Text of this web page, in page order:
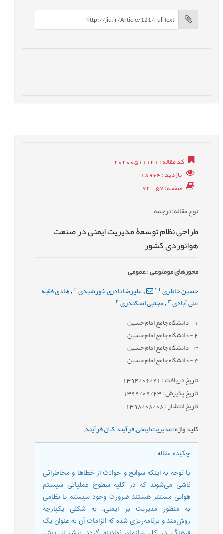
کد مقاله: 20200511121
بازدید: 18964
صفحه: 57 - 72
نوع مقاله: ترجمه
طراحی نظام توسعۀ مدیریت ایمنی در صنعت
هوانوردی کشور
محورهای موضوعی:عمومى
حسین خانلری *
,علیرضا نادری خورشیدی 2
, هادی فقیه
علی آبادی 3
,مجتبی اسکندری 4
- دانشگاه جامع امام حسین
2- دانشگاه جامع امام حسین
3- دانشگاه جامع امام حسین
4- دانشگاه جامع امام حسین
تاریخ دریافت : 1394/06/21
تاریخ پذیرش : 1399/09/23
تاریخ انتشار : 1398/08/08
کلید واژه:مدیریت ایمنی,فرآیند,کلان فرآیند,
چکیده مقاله:
با توجه به اینکه سوانح و حوادث از خطاها و مخاطراتی
ناشی می‌شوند که در کلیه سطوح عملیاتی سیستم
هوایی مستتر هستند ضرورت وجود سیستم یا نظامی
به منظور مدیریت بر ایمنی، به شکلی یکپارچه
روش‌مند و برنامه‌ریزی شده که الزامات آن به عنوان یک